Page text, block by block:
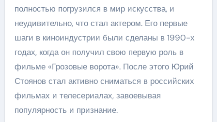
полностью погрузился в мир искусства, и
неудивительно, что стал актером. Его первые
шаги в киноиндустрии были сделаны в 1990-х
годах, когда он получил свою первую роль в
фильме «Грозовые ворота». После этого Юрий
Стоянов стал активно сниматься в российских
фильмах и телесериалах, завоевывая
популярность и признание.